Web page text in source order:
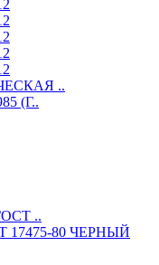
..
(Г..
..
80 ЧЕРНЫЙ